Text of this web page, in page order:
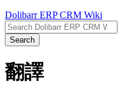
Dolibarr ERP CRM Wiki
Search
翻譯